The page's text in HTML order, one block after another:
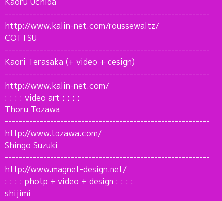
-----------------------------------------------------------
http://www.kalin-net.com/roussewaltz/
COTTSU
-----------------------------------------------------------
Kaori Terasaka (+ video + design)
-----------------------------------------------------------
http://www.kalin-net.com/
: : : : video art : : : :
Thoru Tozawa
-----------------------------------------------------------
http://www.tozawa.com/
Shingo Suzuki
-----------------------------------------------------------
http://www.magnet-design.net/
: : : : photp + video + design : : : :
shijimi